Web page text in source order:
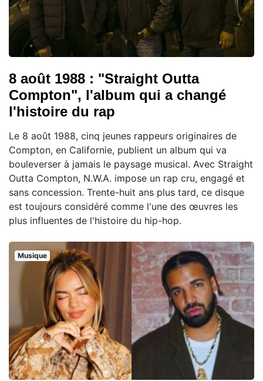
8 août 1988 : "Straight Outta
Compton", l'album qui a changé
l'histoire du rap
Le 8 août 1988, cinq jeunes rappeurs originaires de
Compton, en Californie, publient un album qui va
bouleverser à jamais le paysage musical. Avec Straight
Outta Compton, N.W.A. impose un rap cru, engagé et
sans concession. Trente-huit ans plus tard, ce disque
est toujours considéré comme l'une des œuvres les
plus influentes de l'histoire du hip-hop.
Musique